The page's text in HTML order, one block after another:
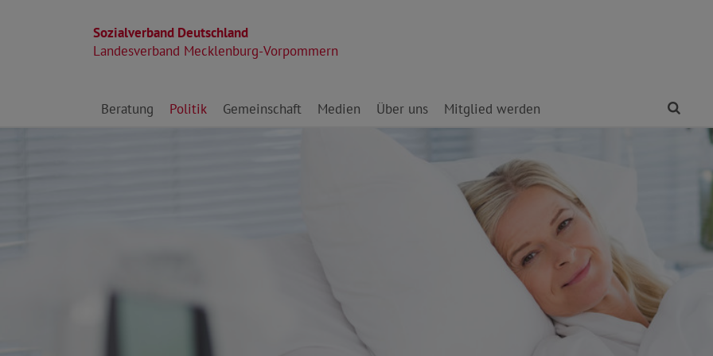
Sozialverband Deutschland
Landesverband Mecklenburg-Vorpommern
Direkt zu den Inhalten springen
Beratung Politik Gemeinschaft Medien Über uns Mitglied werden